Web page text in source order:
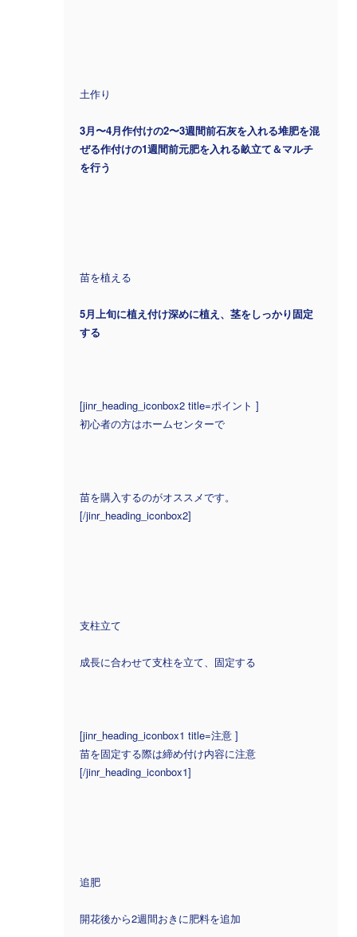
土作り
3月〜4月作付けの2〜3週間前石灰を入れる堆肥を混
ぜる作付けの1週間前元肥を入れる畝立て＆マルチ
を行う
苗を植える
5月上旬に植え付け深めに植え、茎をしっかり固定
する
[jinr_heading_iconbox2 title=ポイント ]
初心者の方はホームセンターで
苗を購入するのがオススメです。
[/jinr_heading_iconbox2]
支柱立て
成長に合わせて支柱を立て、固定する
[jinr_heading_iconbox1 title=注意 ]
苗を固定する際は締め付け内容に注意
[/jinr_heading_iconbox1]
追肥
開花後から2週間おきに肥料を追加